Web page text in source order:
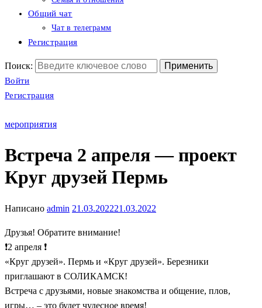
Общий чат
Чат в телеграмм
Регистрация
Поиск:
Войти
Регистрация
мероприятия
Встреча 2 апреля — проект
Круг друзей Пермь
Написано admin 21.03.202221.03.2022
Друзья! Обратите внимание!
❗2 апреля ❗
«Круг друзей». Пермь и «Круг друзей». Березники
приглашают в СОЛИКАМСК!
Встреча с друзьями, новые знакомства и общение, плов,
игры… – это будет чудесное время!